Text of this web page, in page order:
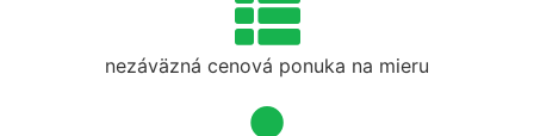
nezáväzná cenová ponuka na mieru